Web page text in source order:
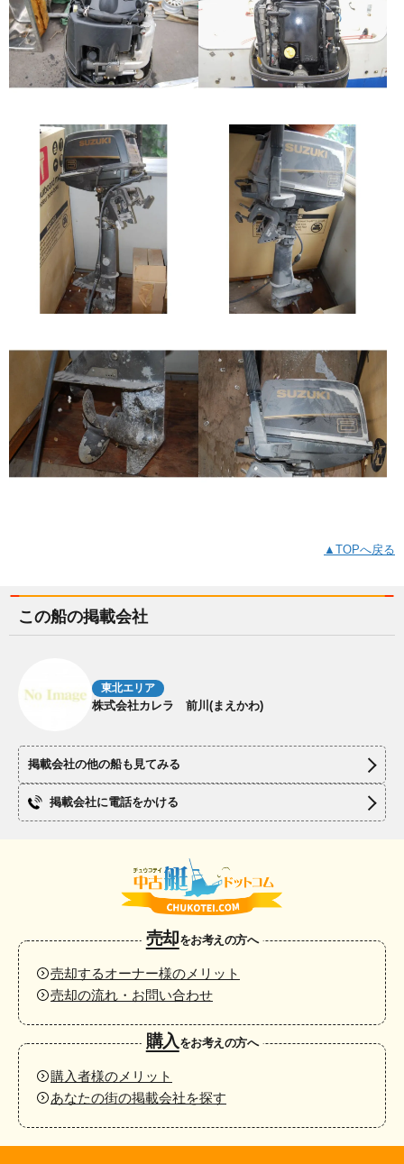
▲TOPへ戻る
この船の掲載会社
東北エリア
株式会社カレラ 前川(まえかわ)
掲載会社の他の船も見てみる
掲載会社に電話をかける
売却をお考えの方へ
売却するオーナー様のメリット
売却の流れ・お問い合わせ
購入 をお考えの方へ
購入者様のメリット
あなたの街の掲載会社を探す